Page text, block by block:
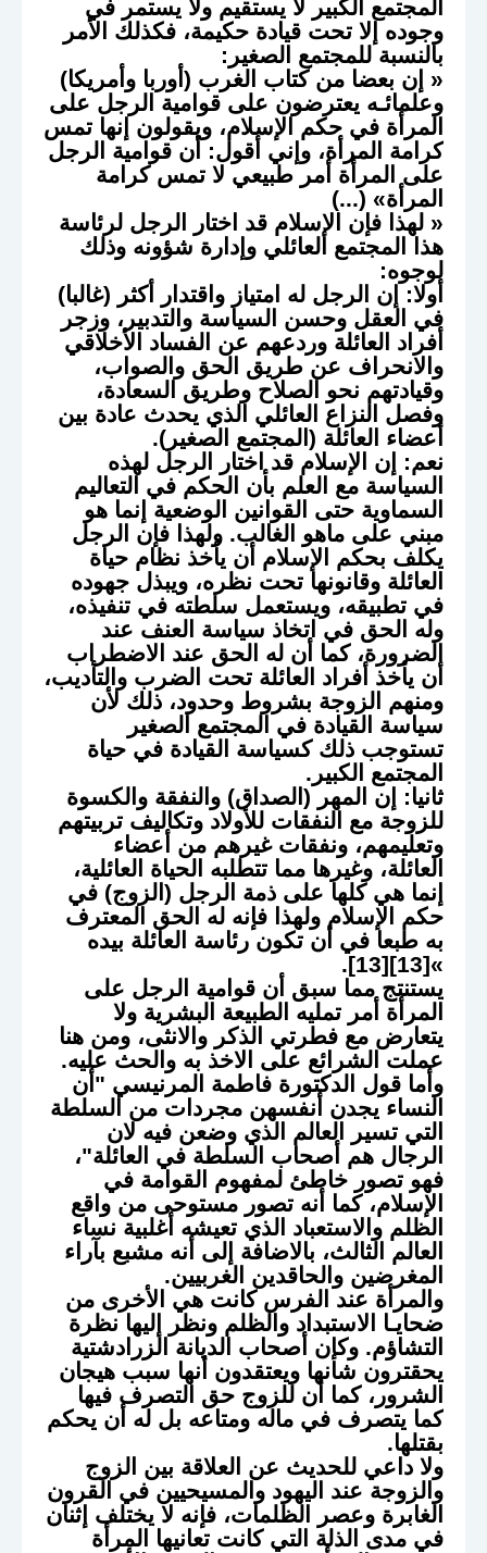
المجتمع الكبير لا يستقيم ولا يستمر في
وجوده إلا تحت قيادة حكيمة، فكذلك الأمر
بالنسبة للمجتمع الصغير:
« إن بعضا من كتاب الغرب (أوربا وأمريكا)
وعلمائـه يعترضون على قوامية الرجل على
المرأة في حكم الإسلام، ويقولون إنها تمس
كرامة المرأة، وإني أقول: أن قوامية الرجل
على المرأة أمر طبيعي لا تمس كرامة
المرأة» (...)
« لهذا فإن الإسلام قد اختار الرجل لرئاسة
هذا المجتمع العائلي وإدارة شؤونه وذلك
لوجوه:
أولا: إن الرجل له امتياز واقتدار أكثر (غالبا)
في العقل وحسن السياسة والتدبير، وزجر
أفراد العائلة وردعهم عن الفساد الأخلاقي
والانحراف عن طريق الحق والصواب،
وقيادتهم نحو الصلاح وطريق السعادة،
وفصل النزاع العائلي الذي يحدث عادة بين
أعضاء العائلة (المجتمع الصغير).
نعم: إن الإسلام قد اختار الرجل لهذه
السياسة مع العلم بأن الحكم في التعاليم
السماوية حتى القوانين الوضعية إنما هو
مبني على ماهو الغالب. ولهذا فإن الرجل
يكلف بحكم الإسلام أن يأخذ نظام حياة
العائلة وقانونها تحت نظره، ويبذل جهوده
في تطبيقه، ويستعمل سلطته في تنفيذه،
وله الحق في اتخاذ سياسة العنف عند
الضرورة، كما أن له الحق عند الاضطراب
أن يأخذ أفراد العائلة تحت الضرب والتأديب،
ومنهم الزوجة بشروط وحدود، ذلك لأن
سياسة القيادة في المجتمع الصغير
تستوجب ذلك كسياسة القيادة في حياة
المجتمع الكبير.
ثانيا: إن المهر (الصداق) والنفقة والكسوة
للزوجة مع النفقات للأولاد وتكاليف تربيتهم
وتعليمهم، ونفقات غيرهم من أعضاء
العائلة، وغيرها مما تتطلبه الحياة العائلية،
إنما هي كلها على ذمة الرجل (الزوج) في
حكم الإسلام ولهذا فإنه له الحق المعترف
به طبعا في أن تكون رئاسة العائلة بيده
»[13][13].
يستنتج مما سبق أن قوامية الرجل على
المرأة أمر تمليه الطبيعة البشرية ولا
يتعارض مع فطرتي الذكر والانثى، ومن هنا
عملت الشرائع على الاخذ به والحث عليه.
وأما قول الدكتورة فاطمة المرنيسي "أن
النساء يجدن أنفسهن مجردات من السلطة
التي تسير العالم الذي وضعن فيه لان
الرجال هم أصحاب السلطة في العائلة"،
فهو تصور خاطئ لمفهوم القوامة في
الإسلام، كما أنه تصور مستوحى من واقع
الظلم والاستعباد الذي تعيشه أغلبية نساء
العالم الثالث، بالاضافة إلى أنه مشبع بآراء
المغرضين والحاقدين الغربيين.
والمرأة عند الفرس كانت هي الأخرى من
ضحايـا الاستبداد والظلم ونظر إليها نظرة
التشاؤم. وكان أصحاب الديانة الزرادشتية
يحقترون شأنها ويعتقدون أنها سبب هيجان
الشرور، كما أن للزوج حق التصرف فيها
كما يتصرف في ماله ومتاعه بل له أن يحكم
بقتلها.
ولا داعي للحديث عن العلاقة بين الزوج
والزوجة عند اليهود والمسيحيين في القرون
الغابرة وعصر الظلمات، فإنه لا يختلف إثنان
في مدى الذلة التي كانت تعانيها المرأة